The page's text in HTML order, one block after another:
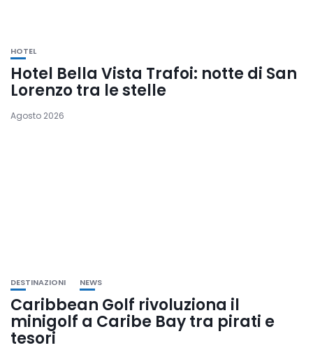
HOTEL
Hotel Bella Vista Trafoi: notte di San
Lorenzo tra le stelle
Agosto 2026
DESTINAZIONI NEWS
Caribbean Golf rivoluziona il
minigolf a Caribe Bay tra pirati e
tesori